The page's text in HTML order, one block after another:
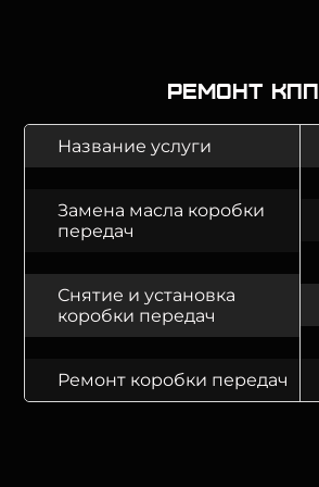
Ремонт КПП
Название услуги
Замена масла коробки
передач
Снятие и установка
коробки передач
Ремонт коробки передач